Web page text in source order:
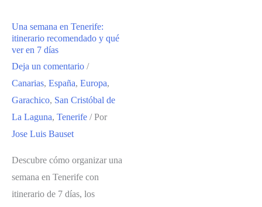
Una semana en Tenerife:
itinerario recomendado y qué
ver en 7 días
Deja un comentario /
Canarias, España, Europa,
Garachico, San Cristóbal de
La Laguna, Tenerife / Por
Jose Luis Bauset
Descubre cómo organizar una
semana en Tenerife con
itinerario de 7 días, los